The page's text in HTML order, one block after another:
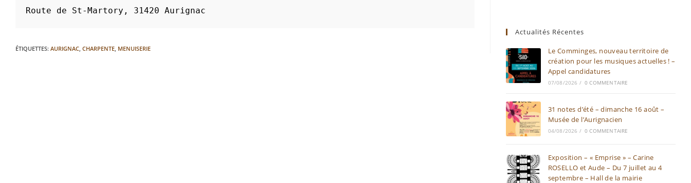
Route de St-Martory, 31420 Aurignac
ÉTIQUETTES: AURIGNAC, CHARPENTE, MENUISERIE
Actualités Récentes
Le Comminges, nouveau territoire de
création pour les musiques actuelles ! –
Appel candidatures
07/08/2026 / 0 COMMENTAIRE
31 notes d’été – dimanche 16 août –
Musée de l’Aurignacien
04/08/2026 / 0 COMMENTAIRE
Exposition – « Emprise » – Carine
ROSELLO et Aude – Du 7 juillet au 4
septembre – Hall de la mairie